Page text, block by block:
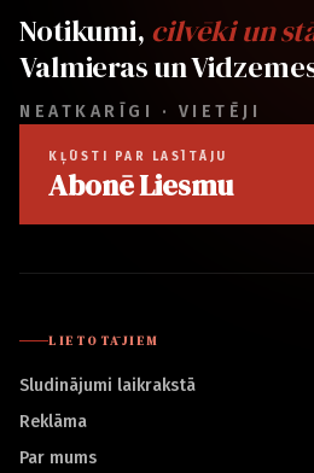
Notikumi, cilvēki un
Valmieras un
NEATKARĪGI · VIETĒJI
KĻŪSTI PAR LASĪTĀJU
Abonē Liesmu
LIETOTĀJIEM
Sludinājumi laikrakstā
Reklāma
Par mums